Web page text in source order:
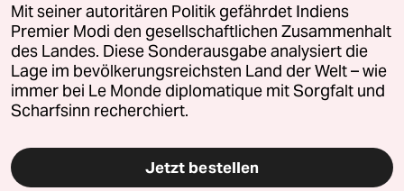
Mit seiner autoritären Politik gefährdet Indiens
Premier Modi den gesellschaftlichen Zusammenhalt
des Landes. Diese Sonderausgabe analysiert die
Lage im bevölkerungsreichsten Land der Welt – wie
immer bei Le Monde diplomatique mit Sorgfalt und
Scharfsinn recherchiert.
Jetzt bestellen